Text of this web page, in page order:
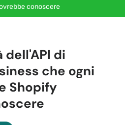
conoscere
dell'API di
che ogni
Shopify